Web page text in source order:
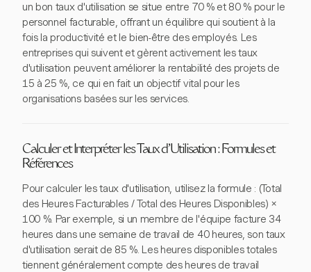
un bon taux d'utilisation se situe entre 70 % et 80 % pour le
personnel facturable, offrant un équilibre qui soutient à la
fois la productivité et le bien-être des employés. Les
entreprises qui suivent et gèrent activement les taux
d'utilisation peuvent améliorer la rentabilité des projets de
15 à 25 %, ce qui en fait un objectif vital pour les
organisations basées sur les services.
Calculer et Interpréter les Taux d'Utilisation : Formules et
Références
Pour calculer les taux d'utilisation, utilisez la formule : (Total
des Heures Facturables / Total des Heures Disponibles) ×
100 %. Par exemple, si un membre de l'équipe facture 34
heures dans une semaine de travail de 40 heures, son taux
d'utilisation serait de 85 %. Les heures disponibles totales
tiennent généralement compte des heures de travail